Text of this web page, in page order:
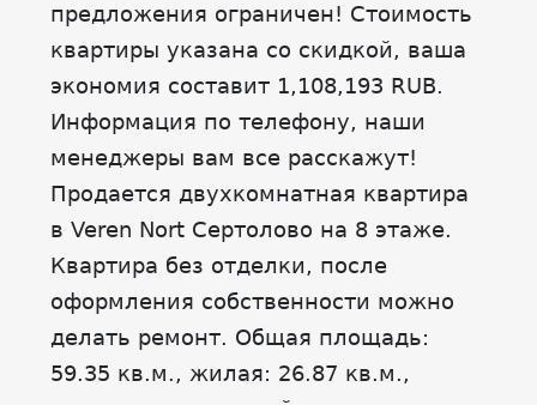
предложения ограничен! Стоимость
квартиры указана со скидкой, ваша
экономия составит 1,108,193 RUB.
Информация по телефону, наши
менеджеры вам все расскажут!
Продается двухкомнатная квартира
в Veren Nort Сертолово на 8 этаже.
Квартира без отделки, после
оформления собственности можно
делать ремонт. Общая площадь:
59.35 кв.м., жилая: 26.87 кв.м.,